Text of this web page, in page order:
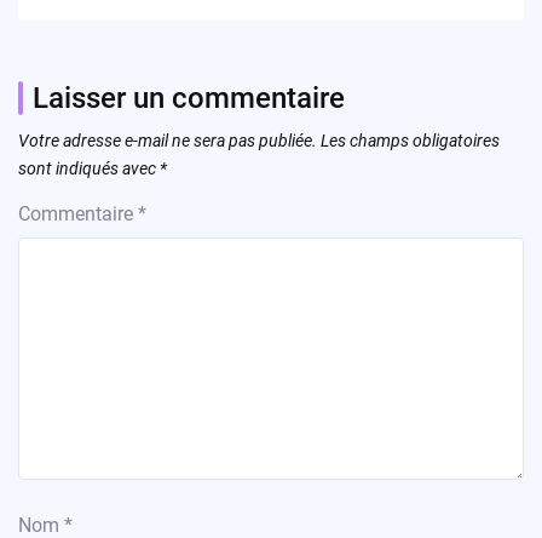
Laisser un commentaire
Votre adresse e-mail ne sera pas publiée. Les champs obligatoires
sont indiqués avec *
Commentaire *
Nom *